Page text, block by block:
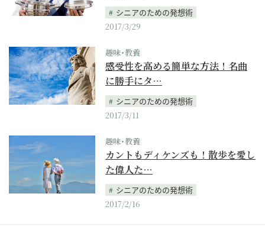
シニアのための発想術
2017/3/29
趣味･教養
感受性を高める簡単な方法！名曲
に勝手にタ…
シニアのための発想術
2017/3/11
趣味･教養
カントもディケンズも！散歩を愛し
た偉人た…
シニアのための発想術
2017/2/16